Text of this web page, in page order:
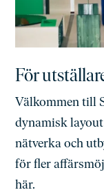
För
Välkommen till
dynamisk
nätverka och
för fler
här.